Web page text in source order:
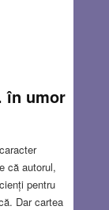
în umor
că autorul,
pentru
Dar cartea